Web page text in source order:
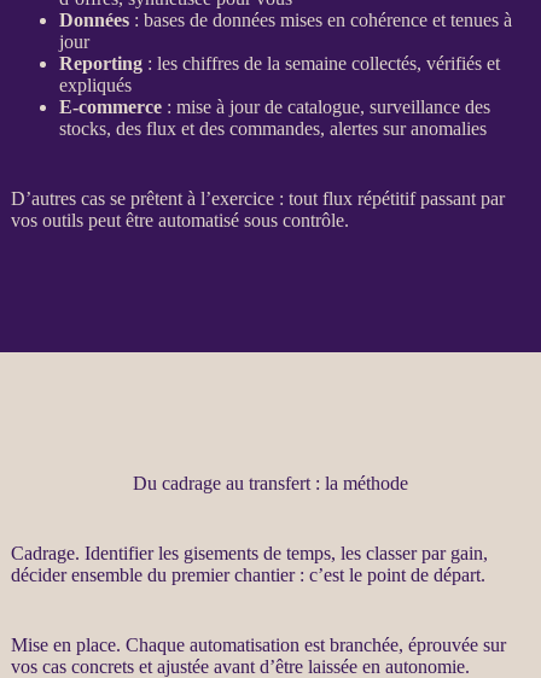
Données: bases de donnéesmises en cohérence et tenues à
jour
Reporting: les chiffres de la semaine collectés, vérifiés et
expliqués
E-commerce: mise à jour de catalogue, surveillancedes
stocks, des fluxet des commandes, alertessuranomalies
D’autres cas se prêtent à l’exercice : tout fluxrépétitif passant par
vos outils peut être automatisésous contrôle.
Du cadrage au transfert : la méthode
Cadrage. Identifier les gisements de temps, les classer par gain,
décider ensemble du premier chantier : c’est le point de départ.
Mise en place. Chaque automatisation est branchée, éprouvée sur
vos cas concrets et ajustée avant d’être laissée en autonomie.